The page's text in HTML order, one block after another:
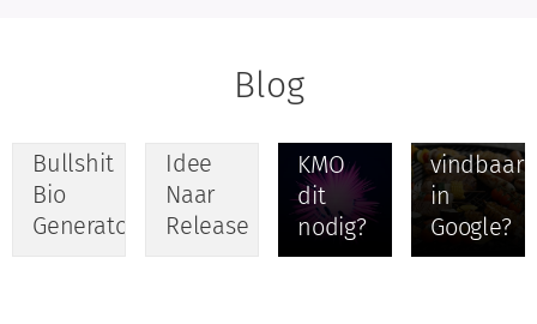
Blog
Bullshit
Bio
Generator
Idee
Naar
Release
waarom
heb jij
KMO
dit
nodig?
in
Google?